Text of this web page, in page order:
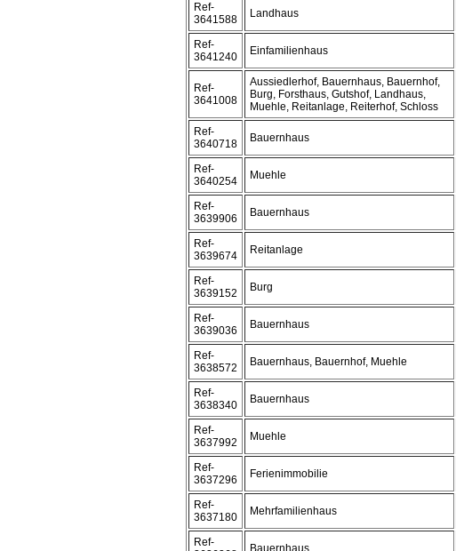
Ref-
3641588
Landhaus
Ref-
3641240
Einfamilienhaus
Ref-
3641008
Aussiedlerhof, Bauernhaus, Bauernhof,
Burg, Forsthaus, Gutshof, Landhaus,
Muehle, Reitanlage, Reiterhof, Schloss
Ref-
3640718
Bauernhaus
Ref-
3640254
Muehle
Ref-
3639906
Bauernhaus
Ref-
3639674
Reitanlage
Ref-
3639152
Burg
Ref-
3639036
Bauernhaus
Ref-
3638572
Bauernhaus, Bauernhof, Muehle
Ref-
3638340
Bauernhaus
Ref-
3637992
Muehle
Ref-
3637296
Ferienimmobilie
Ref-
3637180
Mehrfamilienhaus
Ref-
Bauernhaus